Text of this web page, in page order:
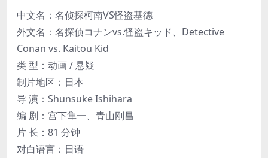
中文名：名侦探柯南VS怪盗基德
外文名：名探侦コナンvs.怪盗キッド、Detective
Conan vs. Kaitou Kid
类 型：动画 / 悬疑
制片地区：日本
导 演：Shunsuke Ishihara
编 剧：宫下隼一、青山刚昌
片 长：81 分钟
对白语言：日语